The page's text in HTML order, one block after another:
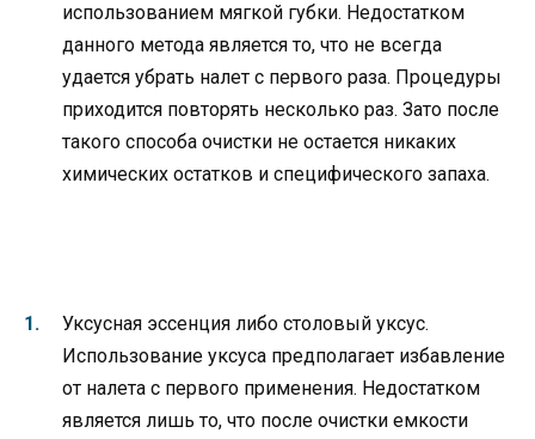
использованием мягкой губки. Недостатком
данного метода является то, что не всегда
удается убрать налет с первого раза. Процедуры
приходится повторять несколько раз. Зато после
такого способа очистки не остается никаких
химических остатков и специфического запаха.
Уксусная эссенция либо столовый уксус.
Использование уксуса предполагает избавление
от налета с первого применения. Недостатком
является лишь то, что после очистки емкости